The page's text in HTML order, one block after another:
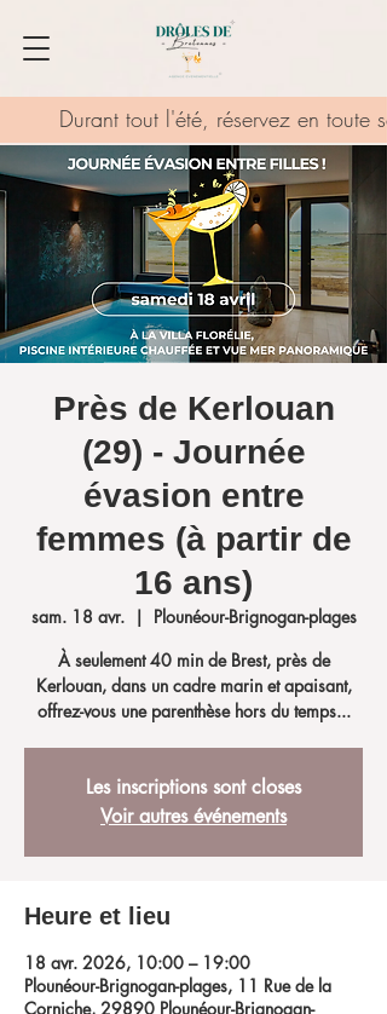
Durant tout l'été, réservez en toute
Près de Kerlouan
(29) - Journée
évasion entre
femmes (à partir de
16 ans)
sam. 18 avr.
  |
Plounéour-Brignogan-plages
À seulement 40 min de Brest, près de
Kerlouan, dans un cadre marin et apaisant,
offrez-vous une parenthèse hors du temps...
Les inscriptions sont closes
Voir autres événements
Heure et lieu
18 avr. 2026, 10:00 – 19:00
Plounéour-Brignogan-plages, 11 Rue de la
Corniche, 29890 Plounéour-Brignogan-